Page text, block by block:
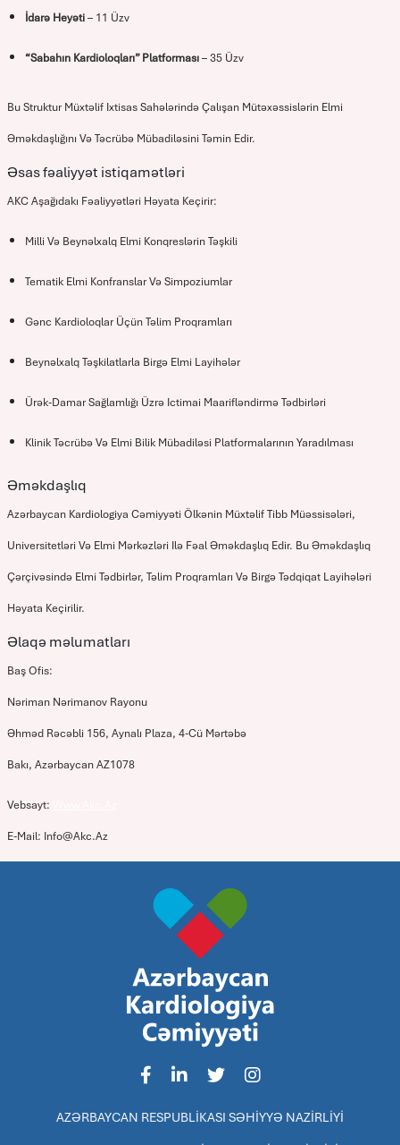
İdarə Heyəti– 11 Üzv
“Sabahın Kardioloqları” Platforması– 35 Üzv
Bu Struktur Müxtəlif Ixtisas Sahələrində Çalışan Mütəxəssislərin Elmi
Əməkdaşlığını Və Təcrübə Mübadiləsini Təmin Edir.
Əsas fəaliyyət istiqamətləri
AKC Aşağıdakı Fəaliyyətləri Həyata Keçirir:
Milli Və Beynəlxalq Elmi Konqreslərin Təşkili
Tematik Elmi Konfranslar Və Simpoziumlar
Gənc Kardioloqlar Üçün Təlim Proqramları
Beynəlxalq Təşkilatlarla Birgə Elmi Layihələr
Ürək-Damar Sağlamlığı Üzrə Ictimai Maarifləndirmə Tədbirləri
Klinik Təcrübə Və Elmi Bilik Mübadiləsi Platformalarının Yaradılması
Əməkdaşlıq
Azərbaycan Kardiologiya Cəmiyyəti Ölkənin Müxtəlif Tibb Müəssisələri,
Universitetləri Və Elmi Mərkəzləri Ilə Fəal Əməkdaşlıq Edir. Bu Əməkdaşlıq
Çərçivəsində Elmi Tədbirlər, Təlim Proqramları Və Birgə Tədqiqat Layihələri
Həyata Keçirilir.
Əlaqə məlumatları
Baş Ofis:
Nəriman Nərimanov Rayonu
Əhməd Rəcəbli 156, Aynalı Plaza, 4-Cü Mərtəbə
Bakı, Azərbaycan AZ1078
Vebsayt:
E-Mail: Info@akc.az
AZƏRBAYCAN RESPUBLİKASI SƏHİYYƏ NAZİRLİYİ